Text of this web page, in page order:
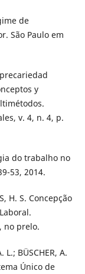
de
São Paulo em
precariedad
y
v. 4, n. 4, p.
do trabalho no
53, 2014.
H. S. Concepção
no prelo.
L.; BÜSCHER, A.
Único de